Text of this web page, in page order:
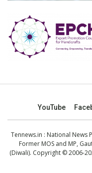
YouTube
Tennews.in : National News
Former MOS and MP,
(Diwali). Copyright © 2006-